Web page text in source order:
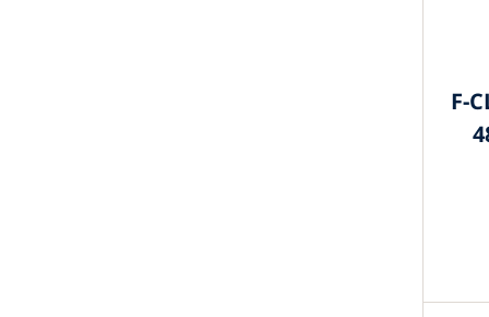
F-